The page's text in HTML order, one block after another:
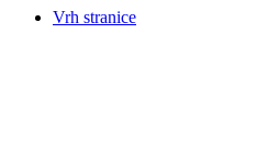
Vrh stranice